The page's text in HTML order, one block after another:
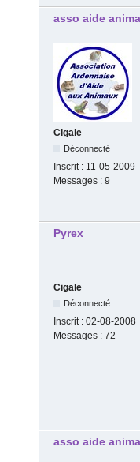
asso aide
Cigale
Déconnecté
Inscrit : 11-05-2009
Messages : 9
Pyrex
Cigale
Déconnecté
Inscrit : 02-08-2008
Messages : 72
asso aide